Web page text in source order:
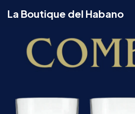
La Boutique del Habano